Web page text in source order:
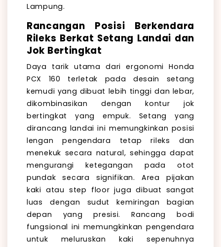
Lampung.
Rancangan Posisi Berkendara
Rileks Berkat Setang Landai dan
Jok Bertingkat
Daya tarik utama dari ergonomi Honda
PCX 160 terletak pada desain setang
kemudi yang dibuat lebih tinggi dan lebar,
dikombinasikan dengan kontur jok
bertingkat yang empuk. Setang yang
dirancang landai ini memungkinkan posisi
lengan pengendara tetap rileks dan
menekuk secara natural, sehingga dapat
mengurangi ketegangan pada otot
pundak secara signifikan. Area pijakan
kaki atau step floor juga dibuat sangat
luas dengan sudut kemiringan bagian
depan yang presisi. Rancang bodi
fungsional ini memungkinkan pengendara
untuk meluruskan kaki sepenuhnya